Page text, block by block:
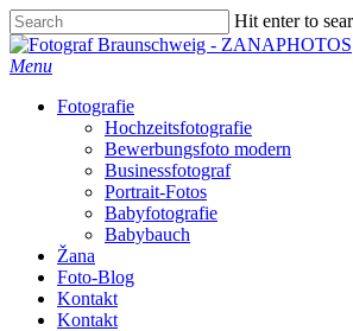
Skip
to
main
Hit enter to
Close
Search
Menu
Fotografie
Hochzeitsfotografie
Bewerbungsfoto modern
Businessfotograf
Portrait-Fotos
Babyfotografie
Babybauch
Žana
Foto-Blog
Kontakt
Kontakt